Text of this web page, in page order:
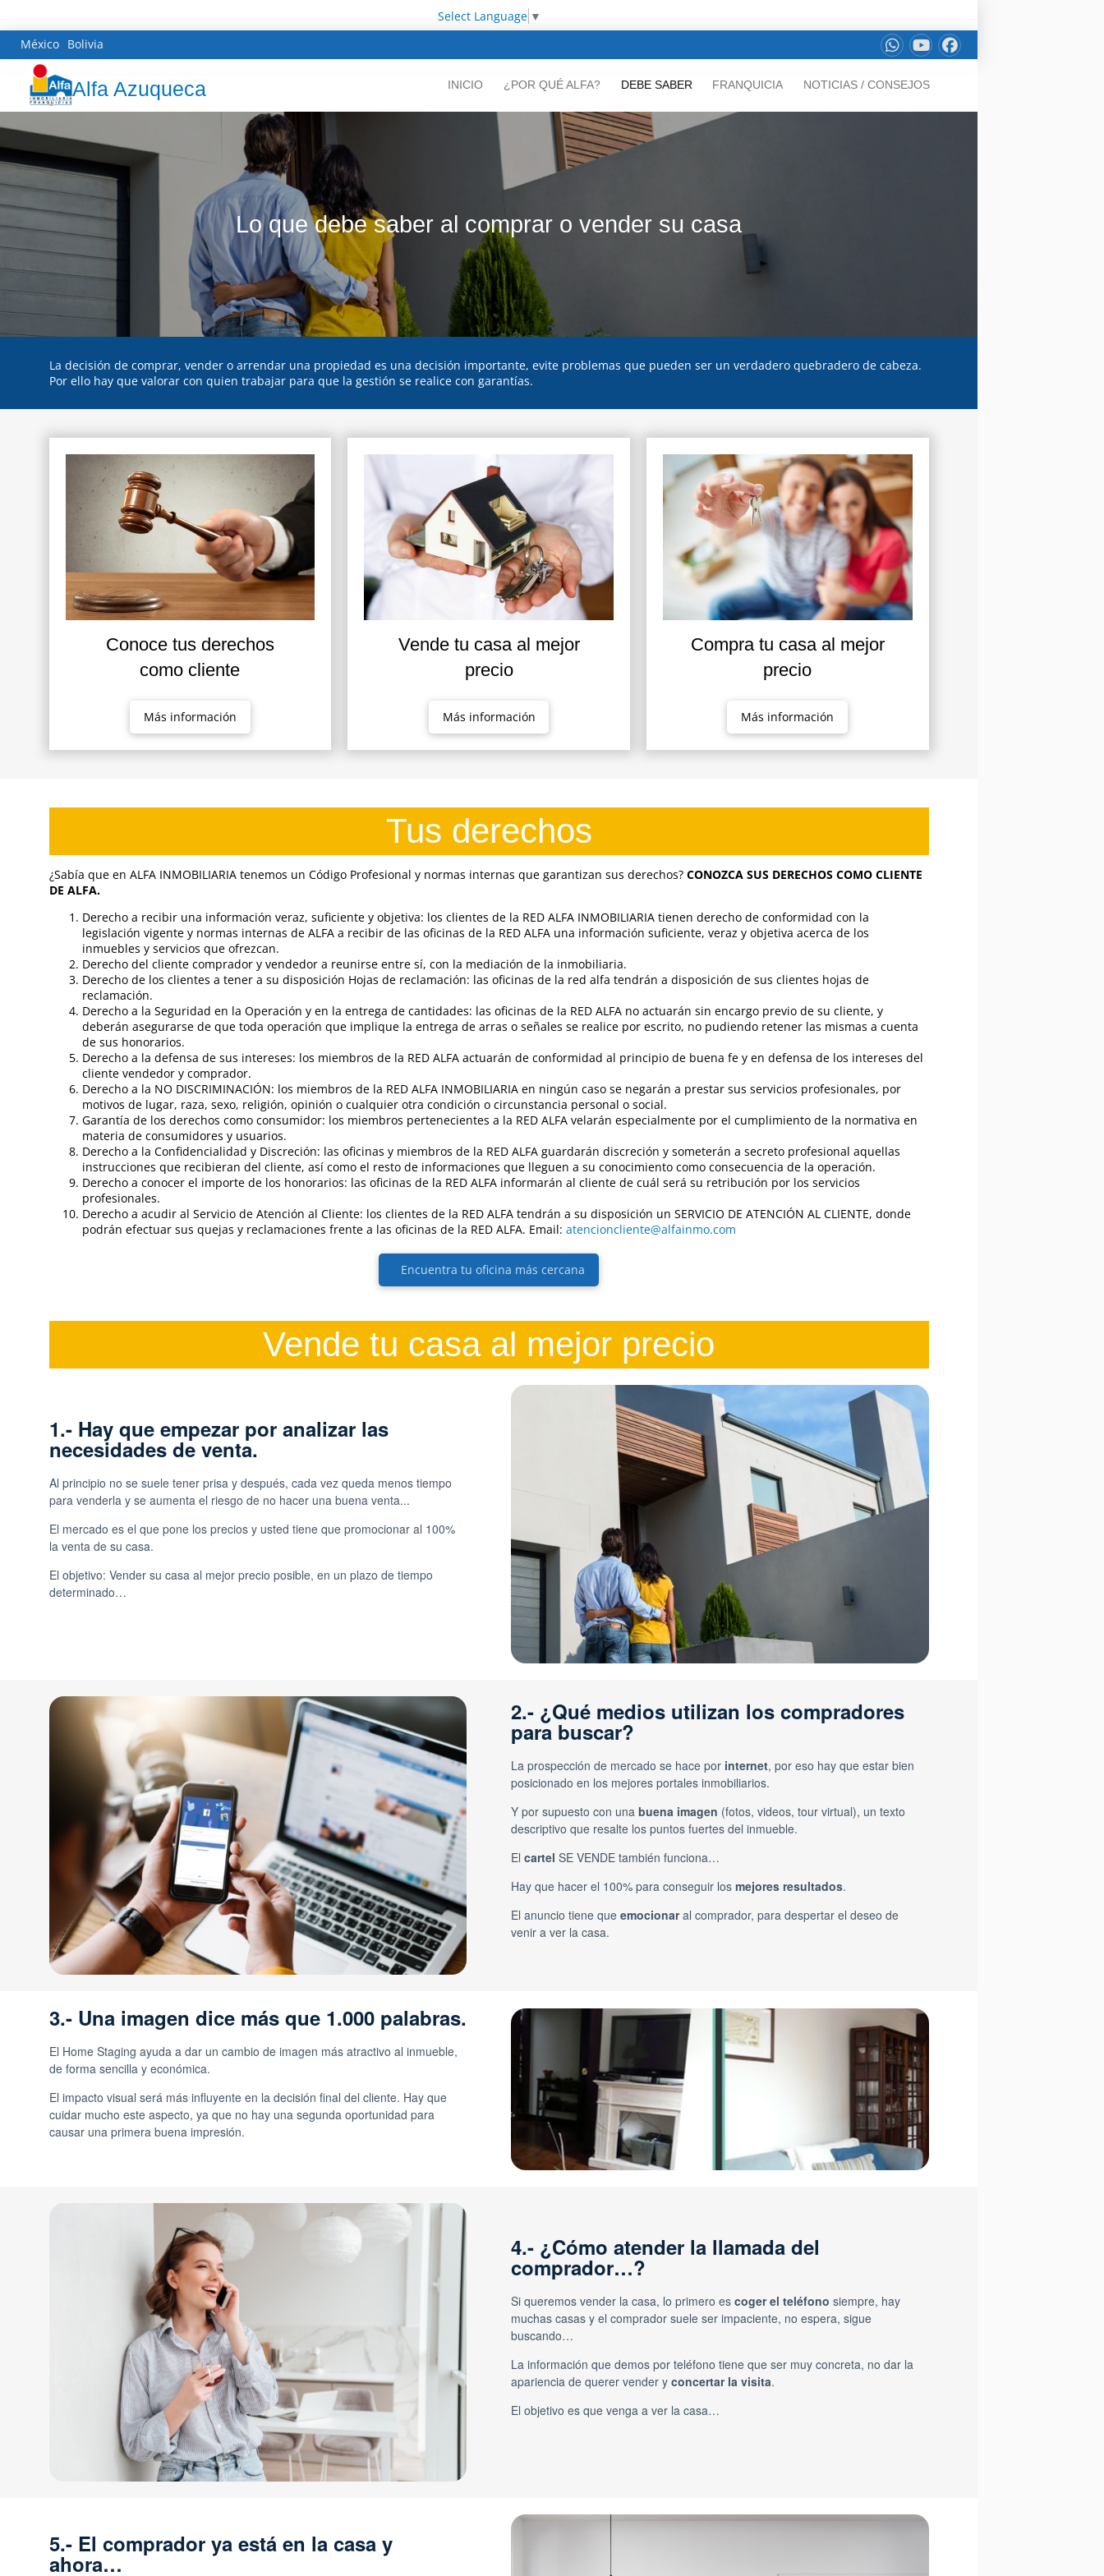
Select Language ▼
México Bolivia
Alfa Azuqueca INICIO ¿POR QUÉ ALFA? DEBE SABER FRANQUICIA NOTICIAS / CONSEJOS
Lo que debe saber al comprar o vender su casa
La decisión de comprar, vender o arrendar una propiedad es una decisión importante, evite problemas que pueden ser un verdadero quebradero de cabeza.
Por ello hay que valorar con quien trabajar para que la gestión se realice con garantías.
Conoce tus derechos
como cliente
Más información
Vende tu casa al mejor
precio
Más información
Compra tu casa al mejor
precio
Más información
Tus derechos
¿Sabía que en ALFA INMOBILIARIA tenemos un Código Profesional y normas internas que garantizan sus derechos? CONOZCA SUS DERECHOS COMO CLIENTE
DE ALFA.
Derecho a recibir una información veraz, suficiente y objetiva: los clientes de la RED ALFA INMOBILIARIA tienen derecho de conformidad con la
legislación vigente y normas internas de ALFA a recibir de las oficinas de la RED ALFA una información suficiente, veraz y objetiva acerca de los
inmuebles y servicios que ofrezcan.
Derecho del cliente comprador y vendedor a reunirse entre sí, con la mediación de la inmobiliaria.
Derecho de los clientes a tener a su disposición Hojas de reclamación: las oficinas de la red alfa tendrán a disposición de sus clientes hojas de
reclamación.
Derecho a la Seguridad en la Operación y en la entrega de cantidades: las oficinas de la RED ALFA no actuarán sin encargo previo de su cliente, y
deberán asegurarse de que toda operación que implique la entrega de arras o señales se realice por escrito, no pudiendo retener las mismas a cuenta
de sus honorarios.
Derecho a la defensa de sus intereses: los miembros de la RED ALFA actuarán de conformidad al principio de buena fe y en defensa de los intereses del
cliente vendedor y comprador.
Derecho a la NO DISCRIMINACIÓN: los miembros de la RED ALFA INMOBILIARIA en ningún caso se negarán a prestar sus servicios profesionales, por
motivos de lugar, raza, sexo, religión, opinión o cualquier otra condición o circunstancia personal o social.
Garantía de los derechos como consumidor: los miembros pertenecientes a la RED ALFA velarán especialmente por el cumplimiento de la normativa en
materia de consumidores y usuarios.
Derecho a la Confidencialidad y Discreción: las oficinas y miembros de la RED ALFA guardarán discreción y someterán a secreto profesional aquellas
instrucciones que recibieran del cliente, así como el resto de informaciones que lleguen a su conocimiento como consecuencia de la operación.
Derecho a conocer el importe de los honorarios: las oficinas de la RED ALFA informarán al cliente de cuál será su retribución por los servicios
profesionales.
Derecho a acudir al Servicio de Atención al Cliente: los clientes de la RED ALFA tendrán a su disposición un SERVICIO DE ATENCIÓN AL CLIENTE, donde
podrán efectuar sus quejas y reclamaciones frente a las oficinas de la RED ALFA. Email: atencioncliente@alfainmo.com
Encuentra tu oficina más cercana
Vende tu casa al mejor precio
1.- Hay que empezar por analizar las
necesidades de venta.
Al principio no se suele tener prisa y después, cada vez queda menos tiempo
para venderla y se aumenta el riesgo de no hacer una buena venta...
El mercado es el que pone los precios y usted tiene que promocionar al 100%
la venta de su casa.
El objetivo: Vender su casa al mejor precio posible, en un plazo de tiempo
determinado…
2.- ¿Qué medios utilizan los compradores
para buscar?
La prospección de mercado se hace por internet, por eso hay que estar bien
posicionado en los mejores portales inmobiliarios.
Y por supuesto con una buena imagen (fotos, videos, tour virtual), un texto
descriptivo que resalte los puntos fuertes del inmueble.
El cartel SE VENDE también funciona…
Hay que hacer el 100% para conseguir los mejores resultados.
El anuncio tiene que emocionar al comprador, para despertar el deseo de
venir a ver la casa.
3.- Una imagen dice más que 1.000 palabras.
El Home Staging ayuda a dar un cambio de imagen más atractivo al inmueble,
de forma sencilla y económica.
El impacto visual será más influyente en la decisión final del cliente. Hay que
cuidar mucho este aspecto, ya que no hay una segunda oportunidad para
causar una primera buena impresión.
4.- ¿Cómo atender la llamada del
comprador…?
Si queremos vender la casa, lo primero es coger el teléfono siempre, hay
muchas casas y el comprador suele ser impaciente, no espera, sigue
buscando…
La información que demos por teléfono tiene que ser muy concreta, no dar la
apariencia de querer vender y concertar la visita.
El objetivo es que venga a ver la casa…
5.- El comprador ya está en la casa y
ahora…